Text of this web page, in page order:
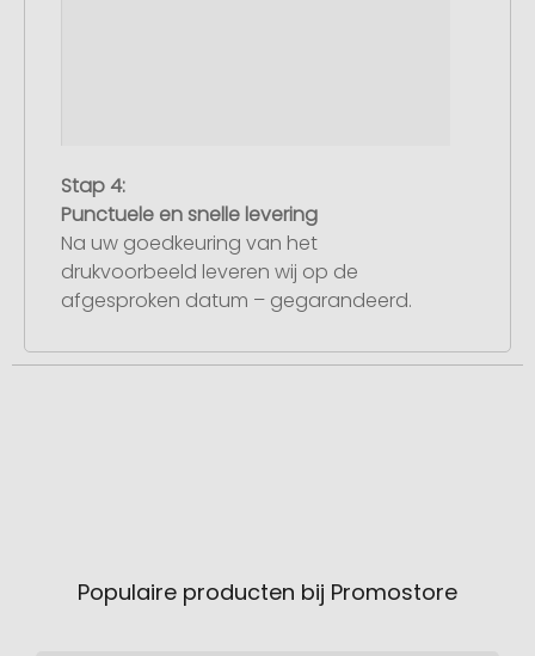
Stap 4:
Punctuele en snelle levering
Na uw goedkeuring van het
drukvoorbeeld leveren wij op de
afgesproken datum – gegarandeerd.
Populaire producten bij Promostore